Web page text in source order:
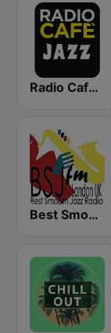
Radio Cafe Jazz
Best Smooth Jazz